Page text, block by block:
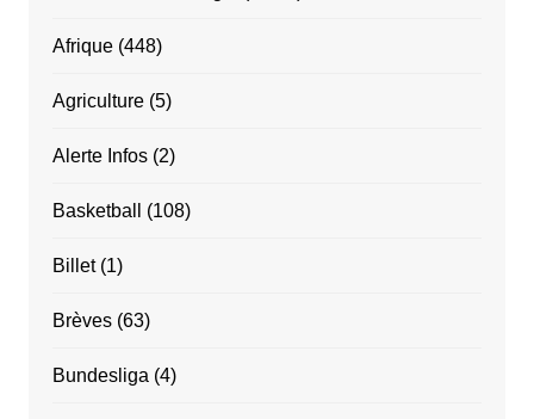
Afrique(448)
Agriculture(5)
Alerte Infos(2)
Basketball (108)
Billet(1)
Brèves(63)
Bundesliga (4)